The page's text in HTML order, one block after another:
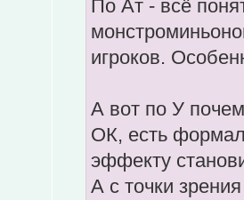
По Ат - всё
игроков.
А вот по У
ОК, есть
эффекту
А с точки